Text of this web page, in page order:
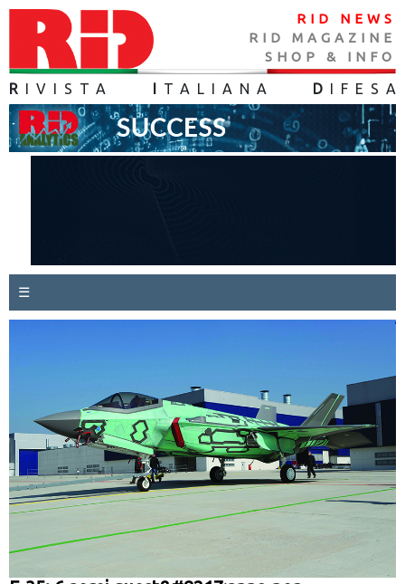
RID NEWS
RID MAGAZINE
SHOP & INFO
R IVISTA TALIANA D IFES A
☰